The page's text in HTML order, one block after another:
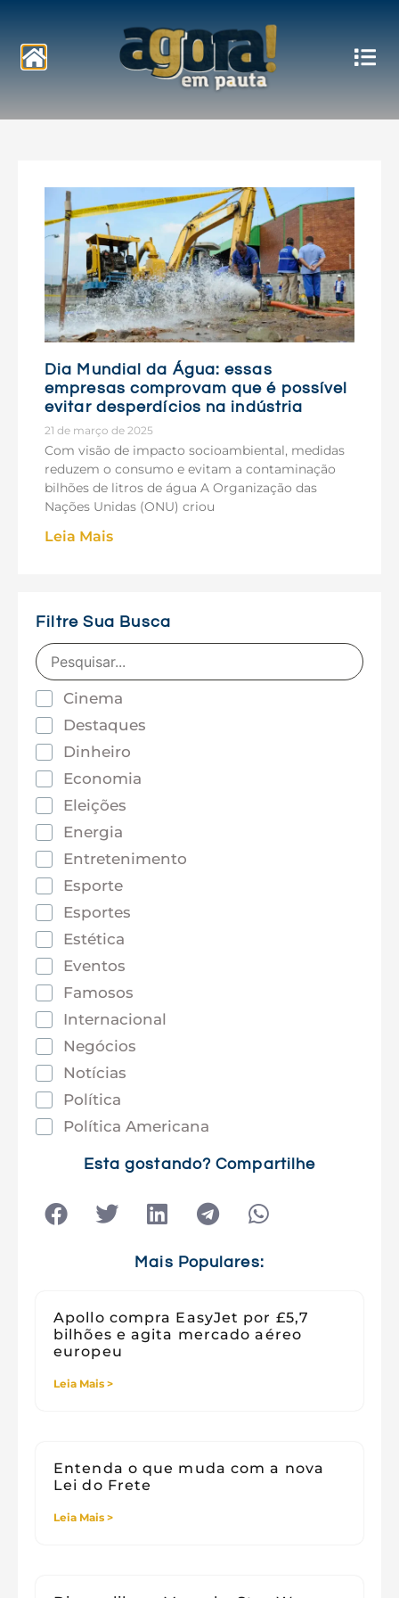
Notícias
Dia Mundial da Água: essas
empresas comprovam que é possível
evitar desperdícios na indústria
21 de março de 2025
Com visão de impacto socioambiental, medidas
reduzem o consumo e evitam a contaminação
bilhões de litros de água A Organização das
Nações Unidas (ONU) criou
Leia Mais
Filtre Sua Busca
Cinema
Destaques
Dinheiro
Economia
Eleições
Energia
Entretenimento
Esporte
Esportes
Estética
Eventos
Famosos
Internacional
Negócios
Notícias
Política
Política Americana
Tecnologia
Esta gostando? Compartilhe
Mais Populares:
Apollo compra EasyJet por £5,7
bilhões e agita mercado aéreo
europeu
Leia Mais >
Entenda o que muda com a nova
Lei do Frete
Leia Mais >